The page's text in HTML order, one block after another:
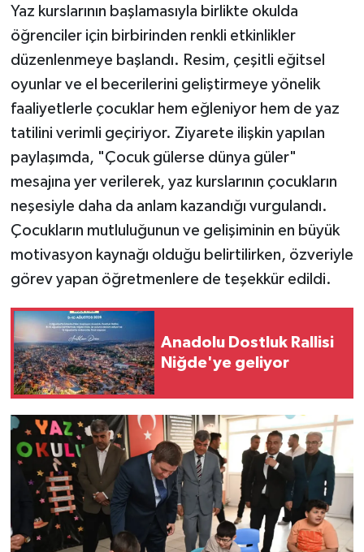
Yaz kurslarının başlamasıyla birlikte okulda
öğrenciler için birbirinden renkli etkinlikler
düzenlenmeye başlandı. Resim, çeşitli eğitsel
oyunlar ve el becerilerini geliştirmeye yönelik
faaliyetlerle çocuklar hem eğleniyor hem de yaz
tatilini verimli geçiriyor. Ziyarete ilişkin yapılan
paylaşımda, "Çocuk gülerse dünya güler"
mesajına yer verilerek, yaz kurslarının çocukların
neşesiyle daha da anlam kazandığı vurgulandı.
Çocukların mutluluğunun ve gelişiminin en büyük
motivasyon kaynağı olduğu belirtilirken, özveriyle
görev yapan öğretmenlere de teşekkür edildi.
Anadolu Dostluk Rallisi
Niğde'ye geliyor